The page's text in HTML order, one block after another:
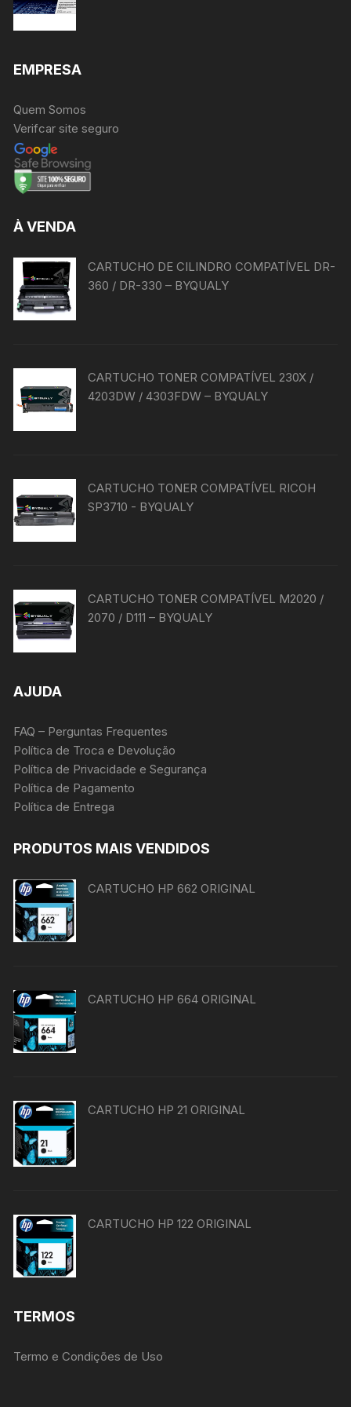
EMPRESA
Quem Somos
Verifcar site seguro
À VENDA
CARTUCHO DE CILINDRO COMPATÍVEL DR-
360 / DR-330 – BYQUALY
CARTUCHO TONER COMPATÍVEL 230X /
4203DW / 4303FDW – BYQUALY
CARTUCHO TONER COMPATÍVEL RICOH
SP3710 - BYQUALY
CARTUCHO TONER COMPATÍVEL M2020 /
2070 / D111 – BYQUALY
AJUDA
FAQ – Perguntas Frequentes
Política de Troca e Devolução
Política de Privacidade e Segurança
Política de Pagamento
Política de Entrega
PRODUTOS MAIS VENDIDOS
CARTUCHO HP 662 ORIGINAL
CARTUCHO HP 664 ORIGINAL
CARTUCHO HP 21 ORIGINAL
CARTUCHO HP 122 ORIGINAL
TERMOS
Termo e Condições de Uso